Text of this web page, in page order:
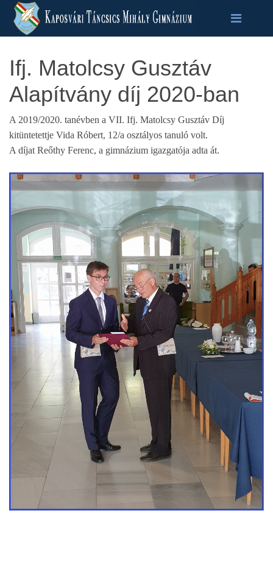
Ifj. Matolcsy Gusztáv
Alapítvány díj 2020-ban
A 2019/2020. tanévben a VII. Ifj. Matolcsy Gusztáv Díj
kitüntetettje Vida Róbert, 12/a osztályos tanuló volt.
A díjat Reőthy Ferenc, a gimnázium igazgatója adta át.